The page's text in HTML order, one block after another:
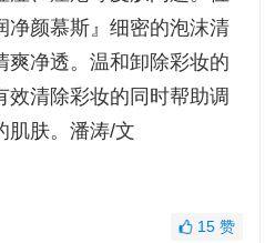
净颜慕斯』细密的泡沫清
爽净透。温和卸除彩妆的
清除彩妆的同时帮助调
肌肤。潘涛/文
15 赞